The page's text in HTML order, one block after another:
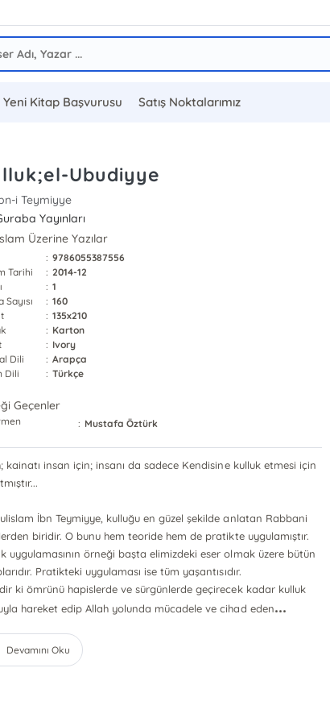
Yeni Kitap Başvurusu Satış Noktalarımız
Ubudiyye
i Teymiyye
Yayınları
Üzerine Yazılar
: 9786055387556
Tarihi
: 2014-12
: 1
Sayısı
: 160
: 135x210
: Karton
: Ivory
Dili
: Arapça
Dili
: Türkçe
Geçenler
: Mustafa Öztürk
kainatı insan için; insanı da sadece Kendisine kulluk etmesi için
İbn Teymiyye, kulluğu en güzel şekilde anlatan Rabbani
biridir. O bunu hem teoride hem de pratikte uygulamıştır.
uygulamasının örneği başta elimizdeki eser olmak üzere bütün
Pratikteki uygulaması ise tüm yaşantısıdır.
ki ömrünü hapislerde ve sürgünlerde geçirecek kadar kulluk
hareket edip Allah yolunda mücadele ve cihad eden...
Devamını Oku